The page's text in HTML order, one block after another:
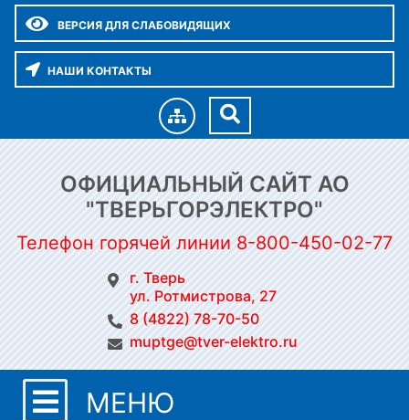
ВЕРСИЯ ДЛЯ СЛАБОВИДЯЩИХ
НАШИ КОНТАКТЫ
ОФИЦИАЛЬНЫЙ САЙТ АО
"ТВЕРЬГОРЭЛЕКТРО"
Телефон горячей линии 8-800-450-02-77
г. Тверь
ул. Ротмистрова, 27
8 (4822) 78-70-50
muptge@tver-elektro.ru
МЕНЮ